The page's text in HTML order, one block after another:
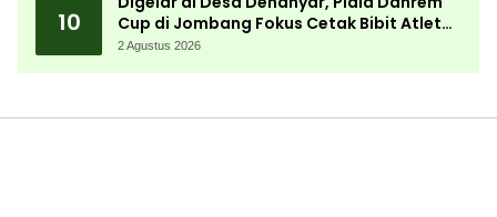
10
Cup di Jombang Fokus Cetak Bibit Atlet
Menembak Berprestasi
2 Agustus 2026